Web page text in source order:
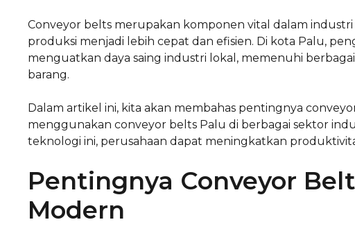
Conveyor belts merupakan komponen vital dalam
produksi menjadi lebih cepat dan efisien. Di kota Palu,
menguatkan daya saing industri lokal, memenuhi
barang.
Dalam artikel ini, kita akan membahas pentingnya
menggunakan conveyor belts Palu di berbagai sektor
teknologi ini, perusahaan dapat meningkatkan
Pentingnya Conveyor
Modern